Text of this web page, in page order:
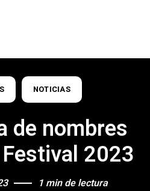
NOTICIAS
de nombres
2023
1 min de lectura